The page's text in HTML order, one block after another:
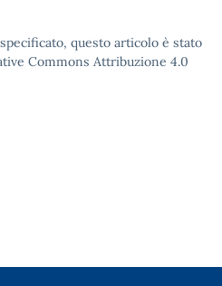
questo articolo è stato
Commons Attribuzione 4.0